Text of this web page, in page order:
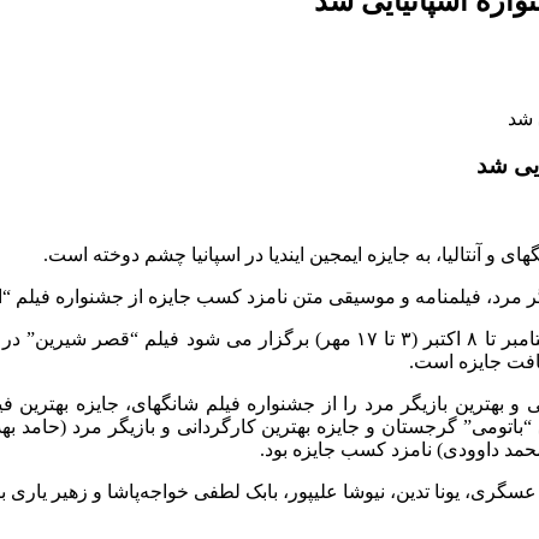
شد
و آنتالیا، به جایزه ایمجین ایندیا در اسپانیا چشم دوخته است.
فیلمنامه و موسیقی متن نامزد کسب جایزه از جشنواره فیلم
در نوزدهمین دوره جشنواره فیلم “ایمجین ایندیا” که از تاریخ ۲۴ سپتامبر تا
جایزه است.
و بهترین بازیگر مرد را از جشنواره فیلم شانگهای، جایزه
گرجستان و جایزه بهترین کارگردانی و بازیگر مرد (حامد
داوودی) نامزد کسب جایزه بود.
عسگری، یونا تدین، نیوشا علیپور، بابک لطفی خواجه‌پاشا و زهیر